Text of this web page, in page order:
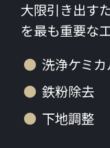
大限引き出す
を最も重要な
洗浄ケミ
鉄粉除去
下地調整